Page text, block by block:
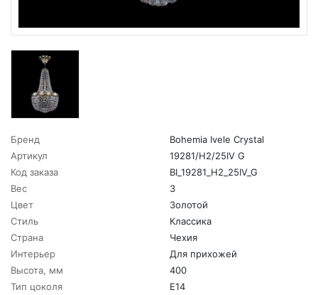
Бренд
Bohemia Ivele Crystal
Артикул
19281/H2/25IV G
Код заказа
BI_19281_H2_25IV_G
Вес
3
Цвет
Золотой
Стиль
Классика
Страна
Чехия
Интерьер
Для прихожей
Высота, мм
400
Тип цоколя
E14